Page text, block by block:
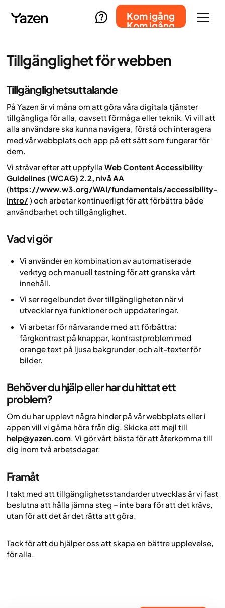
Kom igång
Kom igång
Tillgänglighet för webben
Tillgänglighetsuttalande
På Yazen är vi måna om att göra våra digitala tjänster
tillgängliga för alla, oavsett förmåga eller teknik. Vi vill att
alla användare ska kunna navigera, förstå och interagera
med vår webbplats och app på ett sätt som fungerar för
dem.
Vi strävar efter att uppfylla Web Content Accessibility
Guidelines (WCAG) 2.2, nivå AA
(https://www.w3.org/WAI/fundamentals/accessibility-
intro/) och arbetar kontinuerligt för att förbättra både
användbarhet och tillgänglighet.
Vad vi gör
Vi använder en kombination av automatiserade
verktyg och manuell testning för att granska vårt
innehåll.
Vi ser regelbundet över tillgängligheten när vi
utvecklar nya funktioner och uppdateringar.
Vi arbetar för närvarande med att förbättra:
färgkontrast på knappar, kontrastproblem med
orange text på ljusa bakgrunder och alt-texter för
bilder.
Behöver du hjälp eller har du hittat ett
problem?
Om du har upplevt några hinder på vår webbplats eller i
appen vill vi gärna höra från dig. Skicka ett mejl till
help@yazen.com. Vi gör vårt bästa för att återkomma till
dig inom två arbetsdagar.
Framåt
I takt med att tillgänglighetsstandarder utvecklas är vi fast
beslutna att hålla jämna steg – inte bara för att det krävs,
utan för att det är det rätta att göra.
Tack för att du hjälper oss att skapa en bättre upplevelse,
för alla.